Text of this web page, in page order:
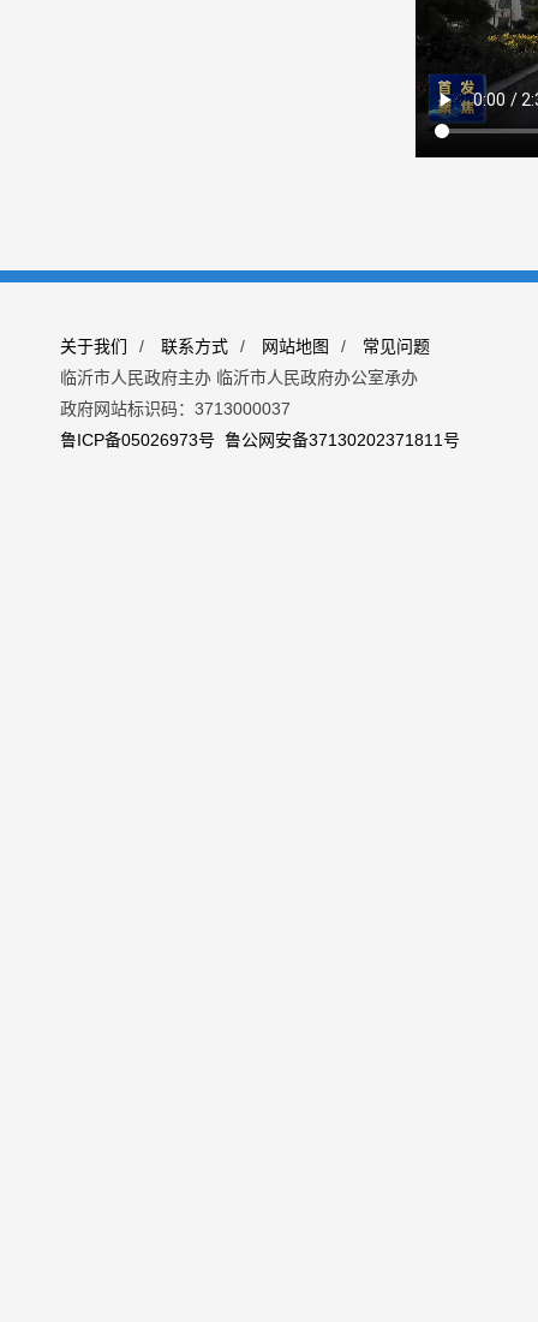
关于我们 / 联系方式 / 网站地图 /
常见问题
临沂市人民政府主办 临沂市人民政府办公室承办
政府网站标识码：3713000037
鲁ICP备05026973号 鲁公网安备37130202371811号